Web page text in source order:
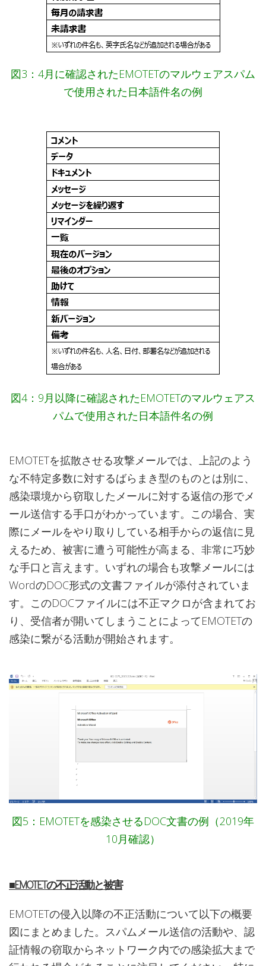
図3：4月に確認されたEMOTETのマルウェアスパム
で使用された日本語件名の例
図4：9月以降に確認されたEMOTETのマルウェアス
パムで使用された日本語件名の例
EMOTETを拡散させる攻撃メールでは、上記のよう
な不特定多数に対するばらまき型のものとは別に、
感染環境から窃取したメールに対する返信の形でメ
ール送信する手口がわかっています。この場合、実
際にメールをやり取りしている相手からの返信に見
えるため、被害に遭う可能性が高まる、非常に巧妙
な手口と言えます。いずれの場合も攻撃メールには
WordのDOC形式の文書ファイルが添付されていま
す。このDOCファイルには不正マクロが含まれてお
り、受信者が開いてしまうことによってEMOTETの
感染に繋がる活動が開始されます。
図5：EMOTETを感染させるDOC文書の例（2019年
10月確認）
■EMOTETの不正活動と被害
EMOTETの侵入以降の不正活動について以下の概要
図にまとめました。スパムメール送信の活動や、認
証情報の窃取からネットワーク内での感染拡大まで